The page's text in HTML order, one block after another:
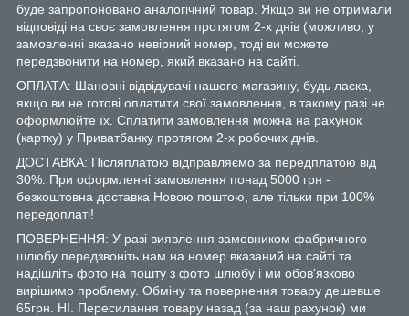
буде запропоновано аналогічний товар. Якщо ви не отримали
відповіді на своє замовлення протягом 2-х днів (можливо, у
замовленні вказано невірний номер, тоді ви можете
передзвонити на номер, який вказано на сайті.
ОПЛАТА: Шановні відвідувачі нашого магазину, будь ласка,
якщо ви не готові оплатити свої замовлення, в такому разі не
оформлюйте їх. Сплатити замовлення можна на рахунок
(картку) у Приватбанку протягом 2-х робочих днів.
ДОСТАВКА: Післяплатою відправляємо за передплатою від
30%. При оформленні замовлення понад 5000 грн -
безкоштовна доставка Новою поштою, але тільки при 100%
передоплаті!
ПОВЕРНЕННЯ: У разі виявлення замовником фабричного
шлюбу передзвоніть нам на номер вказаний на сайті та
надішліть фото на пошту з фото шлюбу і ми обов'язково
вирішимо проблему. Обміну та повернення товару дешевше
65грн. НІ. Пересилання товару назад (за наш рахунок) ми